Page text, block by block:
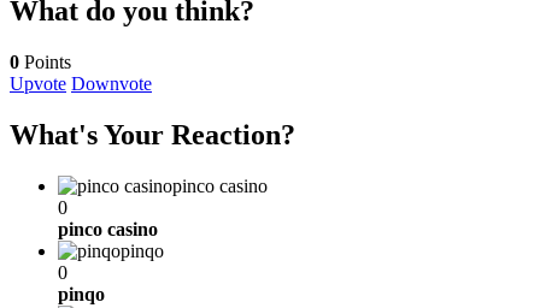
What do you think?
0 Points
Upvote Downvote
What's Your Reaction?
pinco casino
0
pinco casino
pinqo
0
pinqo